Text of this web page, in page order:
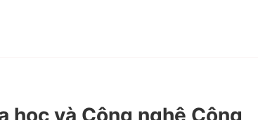
học và Công nghệ Công